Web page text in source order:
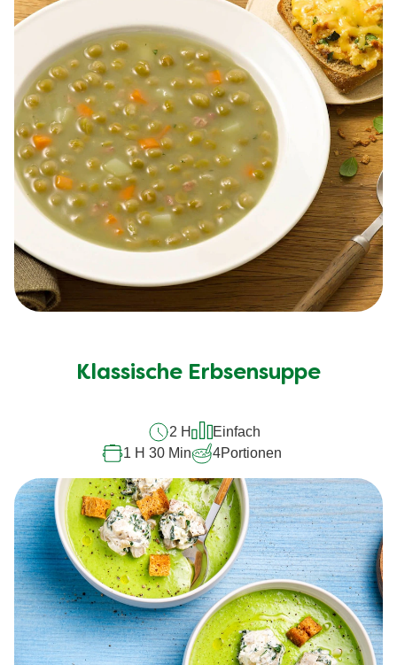
Klassische Erbsensuppe
2 H
Einfach
1 H 30 Min
4Portionen